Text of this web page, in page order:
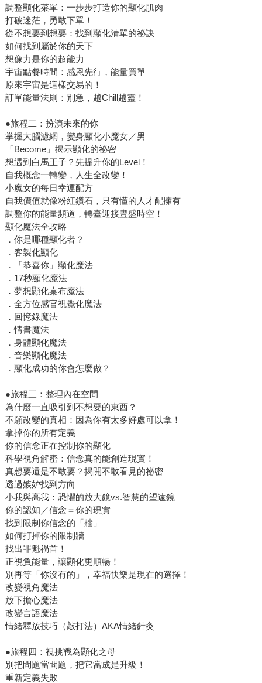
調整顯化菜單：一步步打造你的顯化肌肉
打破迷茫，勇敢下單！
從不想要到想要：找到顯化清單的祕訣
如何找到屬於你的天下
想像力是你的超能力
宇宙點餐時間：感恩先行，能量買單
原來宇宙是這樣交易的！
訂單能量法則：別急，越Chill越靈！
●旅程二：扮演未來的你
掌握大腦濾網，變身顯化小魔女／男
「Become」揭示顯化的祕密
想遇到白馬王子？先提升你的Level！
自我概念一轉變，人生全改變！
小魔女的每日幸運配方
自我價值就像粉紅鑽石，只有懂的人才配擁有
調整你的能量頻道，轉臺迎接豐盛時空！
顯化魔法全攻略
．你是哪種顯化者？
．客製化顯化
．「恭喜你」顯化魔法
．17秒顯化魔法
．夢想顯化桌布魔法
．全方位感官視覺化魔法
．回憶錄魔法
．情書魔法
．身體顯化魔法
．音樂顯化魔法
．顯化成功的你會怎麼做？
●旅程三：整理內在空間
為什麼一直吸引到不想要的東西？
不願改變的真相：因為你有太多好處可以拿！
拿掉你的所有定義
你的信念正在控制你的顯化
科學視角解密：信念真的能創造現實！
真想要還是不敢要？揭開不敢看見的祕密
透過嫉妒找到方向
小我與高我：恐懼的放大鏡vs.智慧的望遠鏡
你的認知／信念＝你的現實
找到限制你信念的「牆」
如何打掉你的限制牆
找出罪魁禍首！
正視負能量，讓顯化更順暢！
別再等「你沒有的」，幸福快樂是現在的選擇！
改變視角魔法
放下擔心魔法
改變言語魔法
情緒釋放技巧（敲打法）AKA情緒針灸
●旅程四：視挑戰為顯化之母
別把問題當問題，把它當成是升級！
重新定義失敗